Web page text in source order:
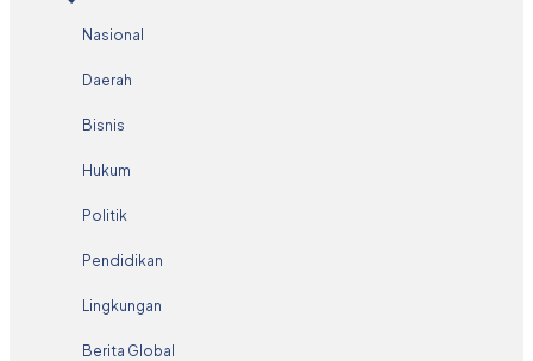
Nasional
Daerah
Bisnis
Hukum
Politik
Pendidikan
Lingkungan
Berita Global